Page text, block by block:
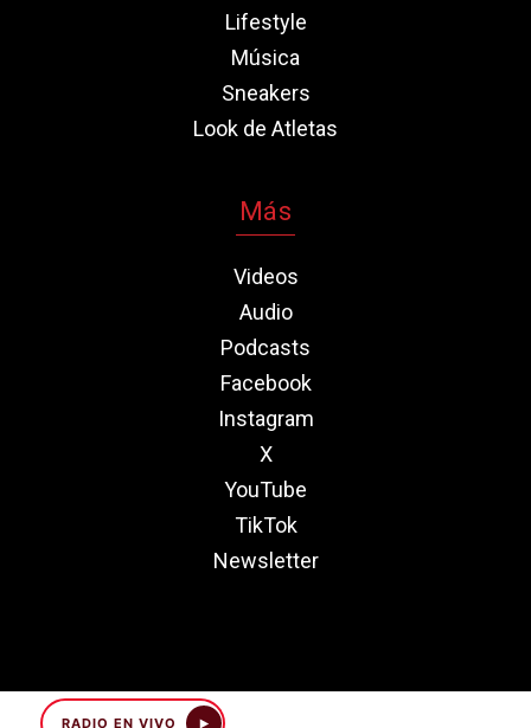
RADIO EN VIVO
Lifestyle
Música
Sneakers
Look de Atletas
Más
Videos
Audio
Podcasts
Facebook
Instagram
X
YouTube
TikTok
Newsletter